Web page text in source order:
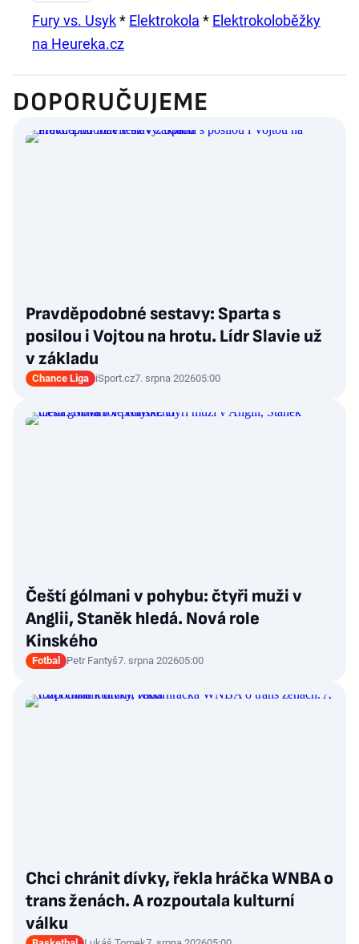
Fury vs. Usyk* Elektrokola * Elektrokoloběžky
na Heureka.cz
DOPORUČUJEME
Pravděpodobné sestavy: Sparta s
posilou i Vojtou na hrotu. Lídr Slavie už
v základu
Chance Liga iSport.cz7. srpna 202605:00
Čeští gólmani v pohybu: čtyři muži v
Anglii, Staněk hledá. Nová role
Kinského
Fotbal Petr Fantyš7. srpna 202605:00
Chci chránit dívky, řekla hráčka WNBA o
trans ženách. A rozpoutala kulturní
válku